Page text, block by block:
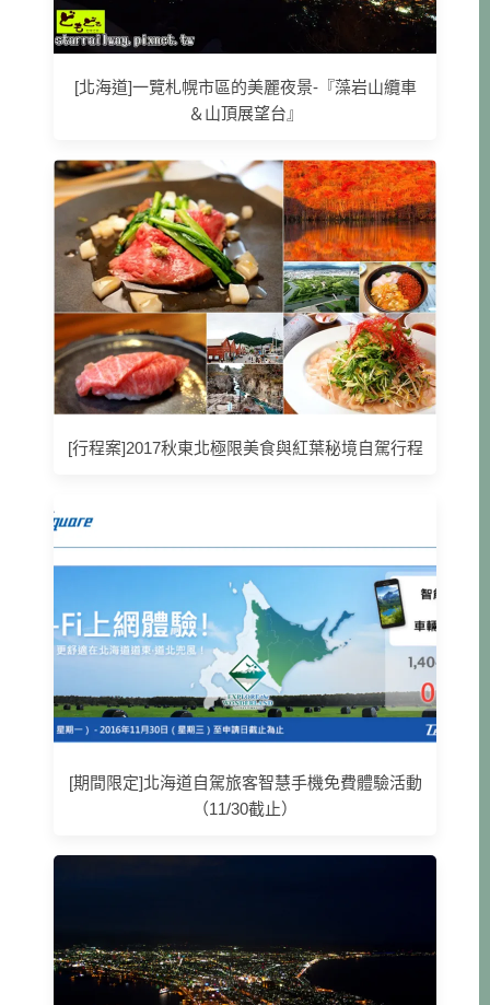
[北海道]一覽札幌市區的美麗夜景-『藻岩山纜車
＆山頂展望台』
[行程案]2017秋東北極限美食與紅葉秘境自駕行程
[期間限定]北海道自駕旅客智慧手機免費體驗活動
（11/30截止）